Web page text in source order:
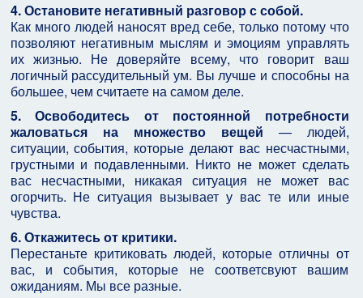
4. Остановите негативный разговор с собой.
Как много людей наносят вред себе, только потому что
позволяют негативным мыслям и эмоциям управлять
их жизнью. Не доверяйте всему, что говорит ваш
логичный рассудительный ум. Вы лучше и способны на
большее, чем считаете на самом деле.
5. Освободитесь от постоянной потребности
жаловаться на множество вещей — людей,
ситуации, события, которые делают вас несчастными,
грустными и подавленными. Никто не может сделать
вас несчастными, никакая ситуация не может вас
огорчить. Не ситуация вызывает у вас те или иные
чувства.
6. Откажитесь от критики.
Перестаньте критиковать людей, которые отличны от
вас, и события, которые не соответсвуют вашим
ожиданиям. Мы все разные.